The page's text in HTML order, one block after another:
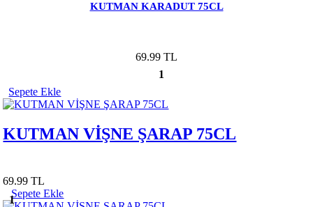
KUTMAN KARADUT 75CL
69.99 TL
1
Sepete Ekle
KUTMAN VİŞNE ŞARAP 75CL
69.99 TL
1
Sepete Ekle